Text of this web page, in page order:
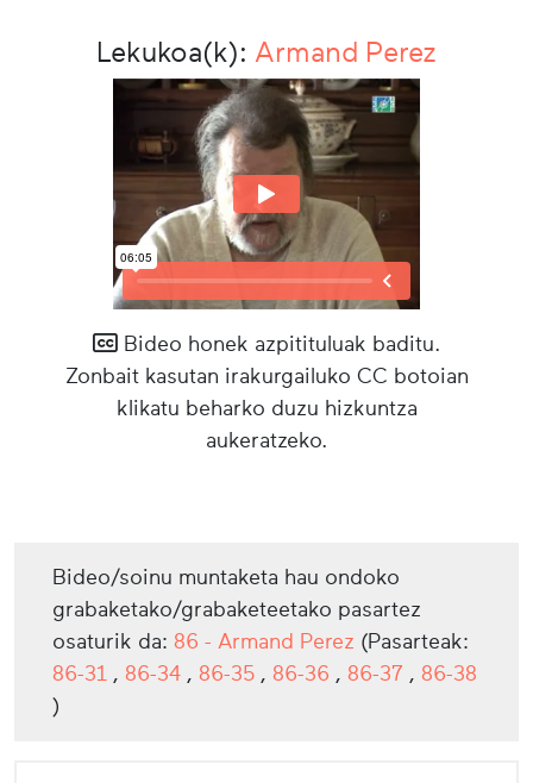
Lekukoa(k): Armand Perez
Bideo honek azpitituluak baditu.
Zonbait kasutan irakurgailuko CC botoian
klikatu beharko duzu hizkuntza
aukeratzeko.
Bideo/soinu muntaketa hau ondoko
grabaketako/grabaketeetako pasartez
osaturik da: 86 - Armand Perez (Pasarteak:
86-31 , 86-34 , 86-35 , 86-36 , 86-37 , 86-38
)